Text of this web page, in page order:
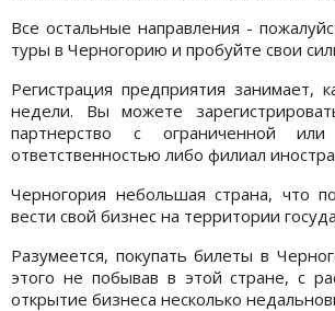
Все остальные направления -
туры в Черногорию и пробуйте свои
Регистрация предприятия занимает,
недели. Вы можете
партнерство с ограниченной или
ответственностью либо филиал
Черногория небольшая страна, что
вести свой бизнес на территории
Разумеется, покупать билеты в
этого не побывав в этой стране, с
открытие бизнеса несколько